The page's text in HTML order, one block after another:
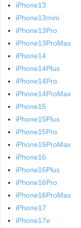
iPhone13
iPhone13mini
iPhone13Pro
iPhone13ProMax
iPhone14
iPhone14Plus
iPhone14Pro
iPhone14ProMax
iPhone15
iPhone15Plus
iPhone15Pro
iPhone15ProMax
iPhone16
iPhone16Plus
iPhone16Pro
iPhone16ProMax
iPhone17
iPhone17e